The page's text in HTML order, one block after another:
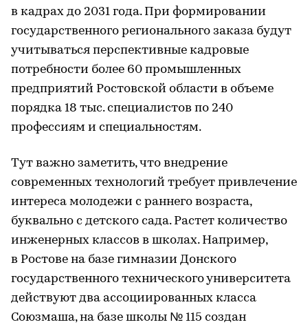
в кадрах до 2031 года. При формировании
государственного регионального заказа будут
учитываться перспективные кадровые
потребности более 60 промышленных
предприятий Ростовской области в объеме
порядка 18 тыс. специалистов по 240
профессиям и специальностям.
Тут важно заметить, что внедрение
современных технологий требует привлечение
интереса молодежи с раннего возраста,
буквально с детского сада. Растет количество
инженерных классов в школах. Например,
в Ростове на базе гимназии Донского
государственного технического университета
действуют два ассоциированных класса
Союзмаша, на базе школы № 115 создан